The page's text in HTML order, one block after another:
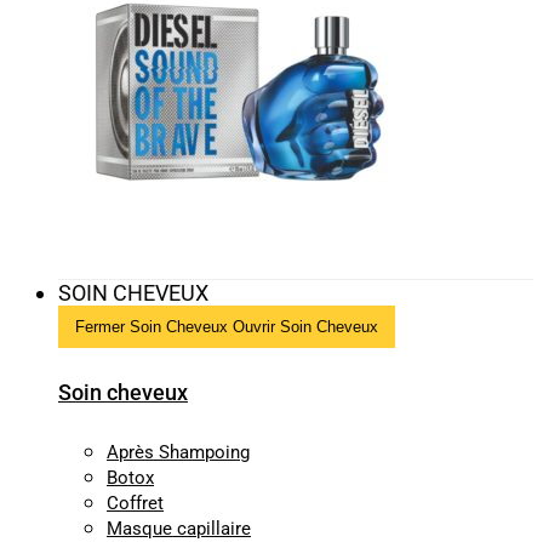
SOIN CHEVEUX
Fermer Soin Cheveux Ouvrir Soin Cheveux
Soin cheveux
Après Shampoing
Botox
Coffret
Masque capillaire